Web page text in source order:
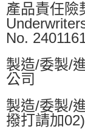
產品責任險
No.
製造/委製/
公司
製造/委製/
撥打請加02)